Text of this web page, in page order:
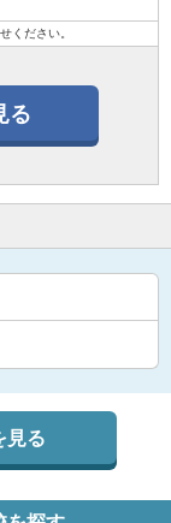
ください。
る
見る